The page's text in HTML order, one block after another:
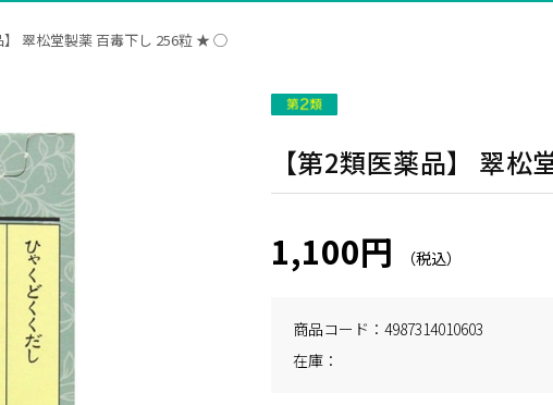
】 翠松堂製薬 百毒下し 256粒 ★ ◯
【第2類医薬品】 翠
1,100円
商品コード
4987314010603
在庫